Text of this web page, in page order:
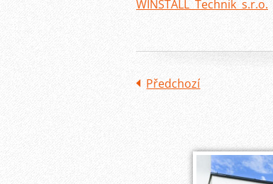
WINSTALL Technik s.r.o.
Předchozí